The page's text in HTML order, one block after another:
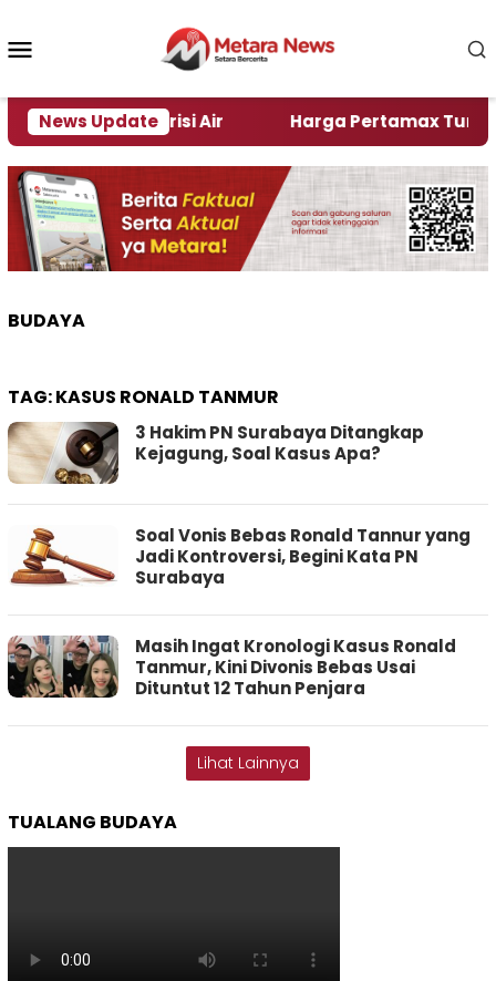
konten
News Update
Alami Krisi Air Harga Pertamax Turun Per
BUDAYA
TAG:KASUS RONALD TANMUR
3 Hakim PN Surabaya Ditangkap
Kejagung, Soal Kasus Apa?
Soal Vonis Bebas Ronald Tannur yang
Jadi Kontroversi, Begini Kata PN
Surabaya
Masih Ingat Kronologi Kasus Ronald
Tanmur, Kini Divonis Bebas Usai
Dituntut 12 Tahun Penjara
Lihat Lainnya
TUALANG BUDAYA